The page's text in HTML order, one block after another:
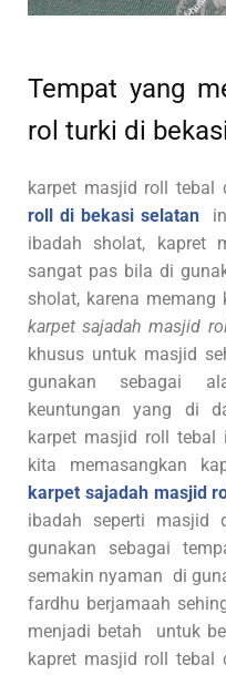
Tempat yang
rol turki di
karpet masjid roll
roll di bekasi selatan
ibadah sholat, kapret
sangat pas bila di
sholat, karena
karpet sajadah masjid
khusus untuk masjid
gunakan sebagai
keuntungan yang di
karpet masjid roll tebal
kita memasangkan
karpet sajadah masjid
ibadah seperti masjid
gunakan sebagai
semakin nyaman di
fardhu berjamaah
menjadi betah untuk
kapret masjid roll